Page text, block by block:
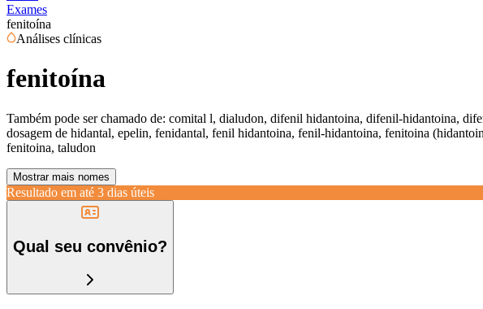
Exames
fenitoína
Análises clínicas
fenitoína
Também pode ser chamado de: comital l, dialudon, difenil hidantoina, difenil-hidantoina,
dosagem de hidantal, epelin, fenidantal, fenil hidantoina, fenil-hidantoina, fenitoina
fenitoina, taludon
Mostrar mais nomes
Resultado em até 3 dias úteis
Qual seu convênio?